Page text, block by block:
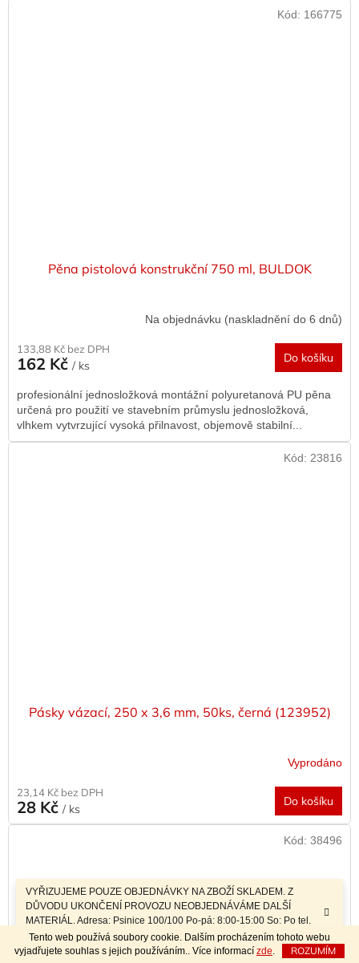
Tento web používá soubory cookie. Dalším procházením tohoto webu
vyjadřujete souhlas s jejich používáním.. Více informací zde ROZUMÍM
VYŘIZUJEME POUZE OBJEDNÁVKY NA ZBOŽÍ SKLADEM. Z
DŮVODU UKONČENÍ PROVOZU NEOBJEDNÁVÁME DALŠÍ
MATERIÁL. Adresa: Psinice 100/100 Po-pá: 8:00-15:00 So: Po tel.
dohodě Sobotní prodej a závozy materiálu po telefonické dohodě.
Pěna pistolová konstrukční 750 ml, BULDOK
Na objednávku (naskladnění do 6 dnů)
133,88 Kč bez DPH
162 Kč / ks
Do košíku
profesionální jednosložková montážní polyuretanová PU pěna
určená pro použití ve stavebním průmyslu jednosložková,
vlhkem vytvrzující vysoká přilnavost, objemově stabilní...
Kód: 166775
Pásky vázací, 250 x 3,6 mm, 50ks, černá (123952)
Vyprodáno
23,14 Kč bez DPH
28 Kč / ks
Do košíku
Kód: 23816
Kód: 38496